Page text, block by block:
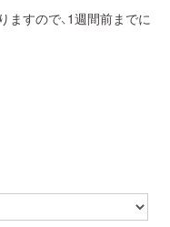
ますので、1週間前までに